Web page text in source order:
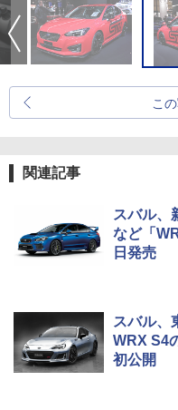
こ
関連記事
スバル、
など「
日発売
スバル、
WRX S4
初公開